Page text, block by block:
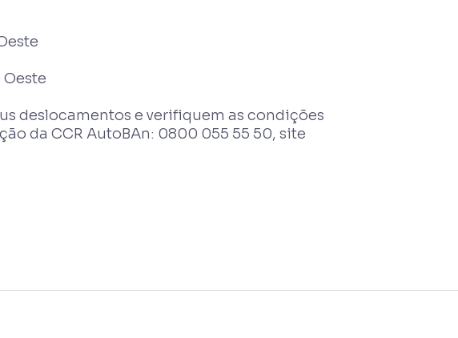
deslocamentos e verifiquem as condições
da CCR AutoBAn: 0800 055 55 50, site